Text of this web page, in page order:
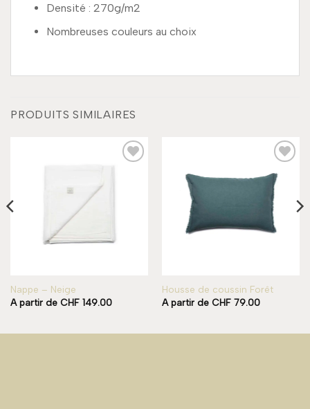
Densité : 270g/m2
Nombreuses couleurs au choix
PRODUITS SIMILAIRES
Nappe – Neige
A partir de CHF149.00
Add to
wishlist
Housse de coussin Forêt
A partir de CHF79.00